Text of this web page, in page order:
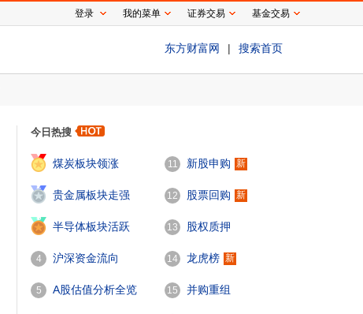
东方财富网 | 搜索首页
今日热搜
煤炭板块领涨
2
贵金属板块走强
3
半导体板块活跃
4 沪深资金流向
5 A股估值分析全览
11 新股申购 新
12 股票回购 新
13 股权质押
14 龙虎榜 新
15 并购重组
登录 我的菜单 证券交易 基金交易